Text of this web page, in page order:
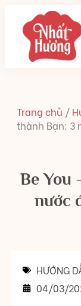
Trang chủ /
thành Bạn: 3
Be You
nước
HƯỚNG
04/03/